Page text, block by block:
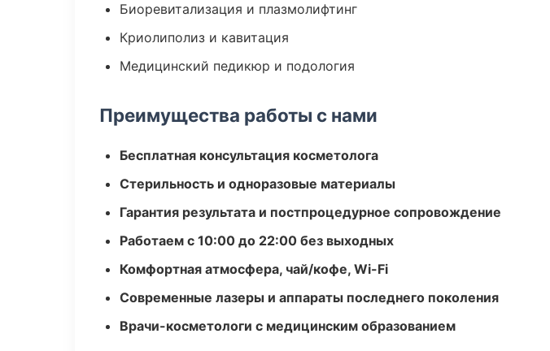
Биоревитализация и плазмолифтинг
Криолиполиз и кавитация
Медицинский педикюр и подология
Преимущества работы с нами
Бесплатная консультация косметолога
Стерильность и одноразовые материалы
Гарантия результата и постпроцедурное сопровождение
Работаем с 10:00 до 22:00 без выходных
Комфортная атмосфера, чай/кофе, Wi-Fi
Современные лазеры и аппараты последнего поколения
Врачи-косметологи с медицинским образованием